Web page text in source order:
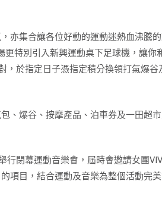
亦集合讓各位好動的運動迷熱血沸騰
更特別引入新興運動桌下足球機，讓你
於指定日子憑指定積分換領打氣爆
、爆谷、按摩產品、泊車券及一田超
閉幕運動音樂會，屆時會邀請女團
項目，結合運動及音樂為整個活動完美